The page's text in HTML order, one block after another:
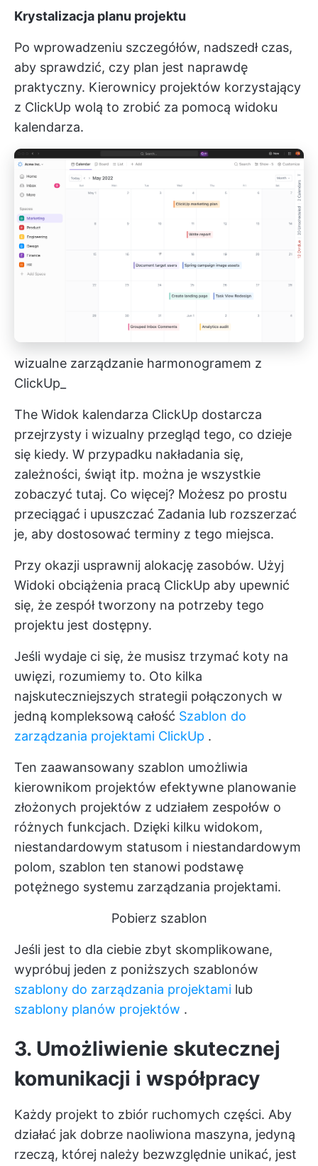
Krystalizacja planu projektu
Po wprowadzeniu szczegółów, nadszedł czas,
aby sprawdzić, czy plan jest naprawdę
praktyczny. Kierownicy projektów korzystający
z ClickUp wolą to zrobić za pomocą widoku
kalendarza.
wizualne zarządzanie harmonogramem z
ClickUp_
The Widok kalendarza ClickUp dostarcza
przejrzysty i wizualny przegląd tego, co dzieje
się kiedy. W przypadku nakładania się,
zależności, świąt itp. można je wszystkie
zobaczyć tutaj. Co więcej? Możesz po prostu
przeciągać i upuszczać Zadania lub rozszerzać
je, aby dostosować terminy z tego miejsca.
Przy okazji usprawnij alokację zasobów. Użyj
Widoki obciążenia pracą ClickUp aby upewnić
się, że zespół tworzony na potrzeby tego
projektu jest dostępny.
Jeśli wydaje ci się, że musisz trzymać koty na
uwięzi, rozumiemy to. Oto kilka
najskuteczniejszych strategii połączonych w
jedną kompleksową całość Szablon do
zarządzania projektami ClickUp .
Ten zaawansowany szablon umożliwia
kierownikom projektów efektywne planowanie
złożonych projektów z udziałem zespołów o
różnych funkcjach. Dzięki kilku widokom,
niestandardowym statusom i niestandardowym
polom, szablon ten stanowi podstawę
potężnego systemu zarządzania projektami.
Pobierz szablon
Jeśli jest to dla ciebie zbyt skomplikowane,
wypróbuj jeden z poniższych szablonów
szablony do zarządzania projektami lub
szablony planów projektów .
3. Umożliwienie skutecznej
komunikacji i współpracy
Każdy projekt to zbiór ruchomych części. Aby
działać jak dobrze naoliwiona maszyna, jedyną
rzeczą, której należy bezwzględnie unikać, jest